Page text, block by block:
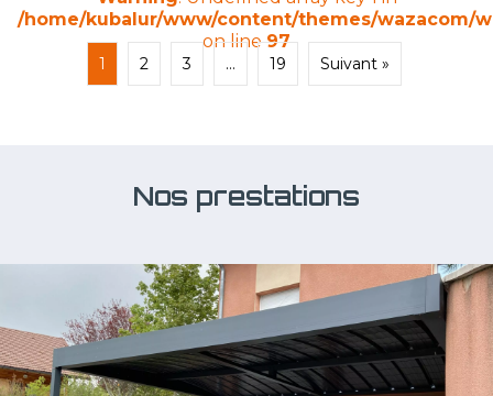
/home/kubalur/www/content/themes/wazacom/
on line97
1 2 3 … 19 Suivant »
Nos prestations